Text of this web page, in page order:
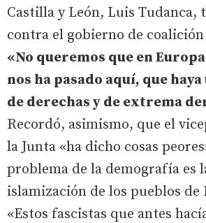
Castilla y León, Luis Tudanca,
contra el gobierno de coalición
«No queremos que en
nos ha pasado aquí, que
de derechas y de extrema
Recordó, asimismo, que el
la Junta «ha dicho cosas
problema de la demografía es
islamización de los pueblos de
«Estos fascistas que antes